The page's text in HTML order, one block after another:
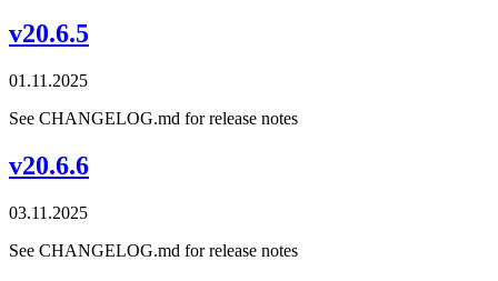
v20.6.5
01.11.2025
See CHANGELOG.md for release notes
v20.6.6
03.11.2025
See CHANGELOG.md for release notes